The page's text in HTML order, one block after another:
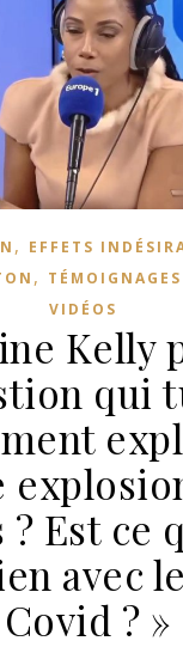
, EFFETS
,
VIDÉOS
Kelly
qui
Est ce
avec
Covid ? »